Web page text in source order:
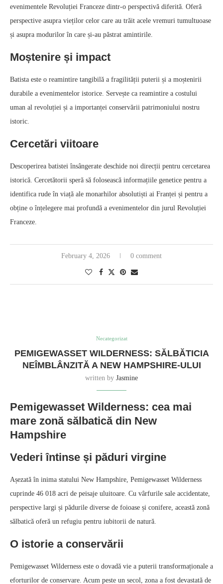
evenimentele Revoluției Franceze dintr-o perspectivă diferită. Oferă
perspective asupra vieților celor care au trăit acele vremuri tumultuoase
și asupra modurilor în care și-au păstrat amintirile.
Moștenire și impact
Batista este o reamintire tangibilă a fragilității puterii și a moștenirii
durabile a evenimentelor istorice. Servește ca reamintire a costului
uman al revoluției și a importanței conservării patrimoniului nostru
istoric.
Cercetări viitoare
Descoperirea batistei însângerate deschide noi direcții pentru cercetarea
istorică. Cercetătorii speră să folosească informațiile genetice pentru a
identifica rude în viață ale monarhilor absolutiști ai Franței și pentru a
obține o înțelegere mai profundă a evenimentelor din jurul Revoluției
Franceze.
February 4, 2026 0 comment
Necategorizat
PEMIGEWASSET WILDERNESS: SĂLBĂTICIA
NEÎMBLÂNZITĂ A NEW HAMPSHIRE-ULUI
written by Jasmine
Pemigewasset Wilderness: cea mai
mare zonă sălbatică din New
Hampshire
Vederi întinse și păduri virgine
Așezată în inima statului New Hampshire, Pemigewasset Wilderness
cuprinde 46 018 acri de peisaje uluitoare. Cu vârfurile sale accidentate,
perspective largi și pădurile diverse de foioase și conifere, această zonă
sălbatică oferă un refugiu pentru iubitorii de natură.
O istorie a conservării
Pemigewasset Wilderness este o dovadă vie a puterii transformaționale a
eforturilor de conservare. Acum peste un secol, zona a fost devastată de